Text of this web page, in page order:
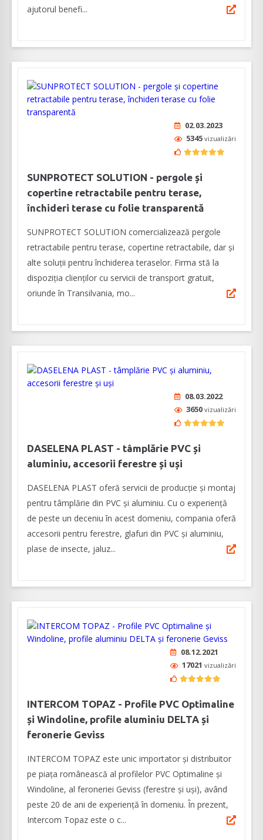
ajutorul benefi...
02.03.2023
5345 vizualizări
SUNPROTECT SOLUTION - pergole și
copertine retractabile pentru terase,
închideri terase cu folie transparentă
SUNPROTECT SOLUTION comercializează pergole
retractabile pentru terase, copertine retractabile, dar și
alte soluții pentru închiderea teraselor. Firma stă la
dispoziția clienților cu servicii de transport gratuit,
oriunde în Transilvania, mo...
08.03.2022
3650 vizualizări
DASELENA PLAST - tâmplărie PVC și
aluminiu, accesorii ferestre și uși
DASELENA PLAST oferă servicii de producție și montaj
pentru tâmplărie din PVC și aluminiu. Cu o experiență
de peste un deceniu în acest domeniu, compania oferă
accesorii pentru ferestre, glafuri din PVC și aluminiu,
plase de insecte, jaluz...
08.12.2021
17021 vizualizări
INTERCOM TOPAZ - Profile PVC Optimaline
și Windoline, profile aluminiu DELTA și
feronerie Geviss
INTERCOM TOPAZ este unic importator și distribuitor
pe piața românească al profilelor PVC Optimaline și
Windoline, al feroneriei Geviss (ferestre și uși), având
peste 20 de ani de experiență în domeniu. În prezent,
Intercom Topaz este o c...